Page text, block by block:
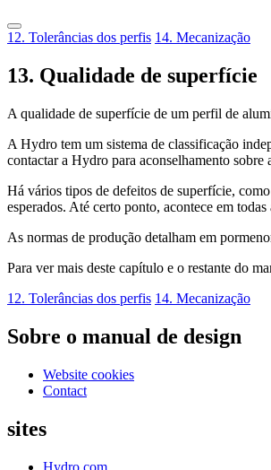
12. Tolerâncias dos perfis 14. Mecanização
13. Qualidade de superfície
A qualidade de superfície de um perfil de
A Hydro tem um sistema de classificação
contactar a Hydro para aconselhamento sobre
Há vários tipos de defeitos de superfície,
esperados. Até certo ponto, acontece em
As normas de produção detalham em
Para ver mais deste capítulo e o restante do
12. Tolerâncias dos perfis 14. Mecanização
Sobre o manual de design
Website cookies
Contact
sites
Hydro.com